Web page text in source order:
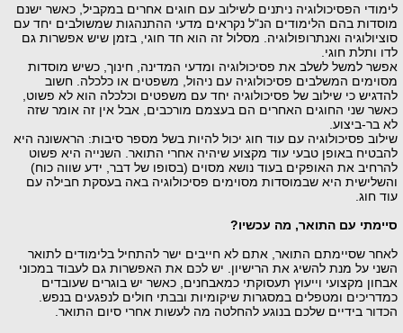
לימודי הפסיכולוגיה ניתנים לשילוב עם חוגים אחרים במקביל, כאשר ישנם
מוסדות בהם הלימודים הנ"ל נקראים מדעי ההתנהגות שמשולבים יחד עם
סוציולוגיה ואנתרופולוגיה. מסלול זה הוא חד חוגי, בזמן שיש אפשרות גם
לדו ותלת חוגי.
אפשר למשל לשלב את פסיכולוגיה ומדעי המדינה, חינוך, כשיש מוסדות
מסוימים המשלבים פסיכולוגיה עם ניהול, משפטים או כלכלה. חשוב
להדגיש כי שילוב של פסיכולוגיה יחד עם משפטים וכלכלה הוא לא פשוט,
כאשר שני החוגים האחרים הם בעצמם מורכבים, אבל אין זה אומר שזה
לא בר-ביצוע.
שילוב פסיכולוגיה עם עוד חוג יכול להיות בשל מספר סיבות: הראשונה היא
להבטיח באופן טבעי עוד מקצוע שיהיה אחרי התואר. השנייה היא פשוט
להרחיב את האופקים בעוד נושא מסוים (בסופו של דבר, ידע שווה כוח)
והשלישית היא שבמוסדות מסוימים פסיכולוגיה באה בעסקת חבילה עם
עוד חוג.
סיימתי עם התואר, מה עכשיו?
לאחר שסיימתם התואר, אתם לא חייבים ישר להתחיל בלימודים לתואר
השני על מנת להשיג את הרישיון. יש לכם את האפשרות גם לעבוד במכוני
אבחון מקצועי וייעוץ תעסוקתי כמאבחנים, כאשר יש בוגרים שעובדים
כמדריכים ומטפלים במסגרות שיקומיות ובבתי חולים לנפגעים בנפש.
הכדור בידיים שלכם בנוגע להחלטה מה לעשות אחרי סיום התואר.